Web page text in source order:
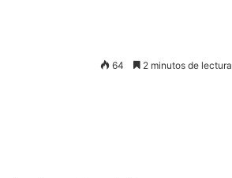
64 2 minutos de lectura